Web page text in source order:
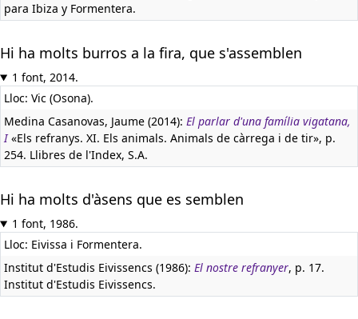
para Ibiza y Formentera.
Hi ha molts burros a la fira, que s'assemblen
1 font, 2014.
Lloc: Vic (Osona).
Medina Casanovas, Jaume (2014): El parlar d'una família vigatana,
I«Els refranys. XI. Els animals. Animals de càrrega i de tir», p.
254. Llibres de l'Index, S.A.
Hi ha molts d'àsens que es semblen
1 font, 1986.
Lloc: Eivissa i Formentera.
Institut d'Estudis Eivissencs (1986): El nostre refranyer, p. 17.
Institut d'Estudis Eivissencs.